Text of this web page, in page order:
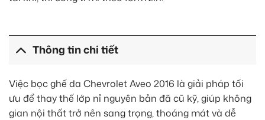
Thông tin chi tiết
Việc bọc ghế da Chevrolet Aveo 2016 là giải pháp tối
ưu để thay thế lớp nỉ nguyên bản đã cũ kỹ, giúp không
gian nội thất trở nên sang trọng, thoáng mát và dễ